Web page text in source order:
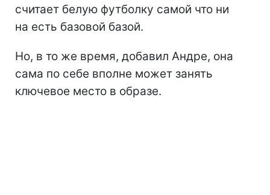
считает белую футболку самой что ни
на есть базовой базой.
Но, в то же время, добавил Андре, она
сама по себе вполне может занять
ключевое место в образе.